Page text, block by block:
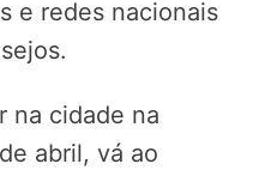
e redes nacionais
na cidade na
abril, vá ao